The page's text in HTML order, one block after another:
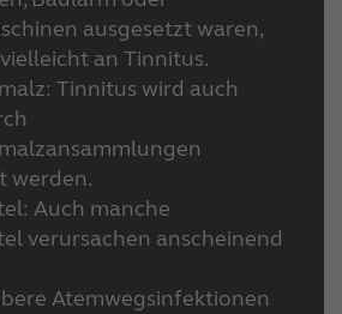
United Kingdom
Österreich
日本
ausgesetzt waren,
an Tinnitus.
Tinnitus wird auch
werden.
Auch manche
verursachen anscheinend
Atemwegsinfektionen